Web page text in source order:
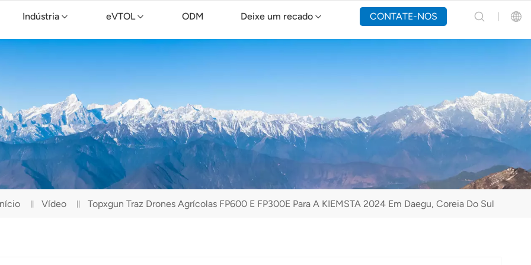
Indústria eVTOL ODM Deixe um recado CONTATE-NOS
Русский
Português(Portugal)
Português(Brasil)
Türkçe
Vídeo Topxgun Traz Drones Agrícolas FP600 E FP300E Para A KIEMSTA 2024 Em Daegu, Coreia Do Sul